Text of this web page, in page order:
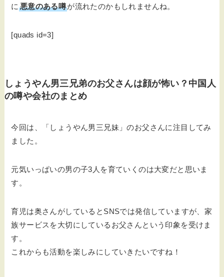
に 悪意のある噂が流れたのかもしれませんね。
[quads id=3]
しょうやん男三兄弟のお父さんは顔が怖い？中国人
の噂や会社のまとめ
今回は、「しょうやん男三兄妹」のお父さんに注目してみ
ました。
元気いっぱいの男の子3人を育ていくのは大変だと思いま
す。
育児は奥さんがしているとSNSでは発信していますが、家
族サービスを大切にしているお父さんという印象を受けま
す。
これからも活動を楽しみにしていきたいですね！